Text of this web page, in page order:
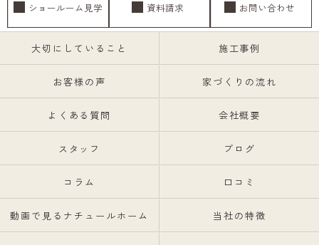
ショールーム見学 資料請求 お問い合わせ
大切にしていること 施工事例
お客様の声 家づくりの流れ
よくある質問 会社概要
スタッフ ブログ
コラム 口コミ
動画で見るナチュールホーム 当社の特徴